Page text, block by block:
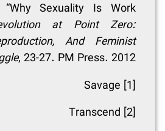
“Why Sexuality Is Work
at Point Zero:
And Feminist
, 23-27. PM Press. 2012
[1]
[2]